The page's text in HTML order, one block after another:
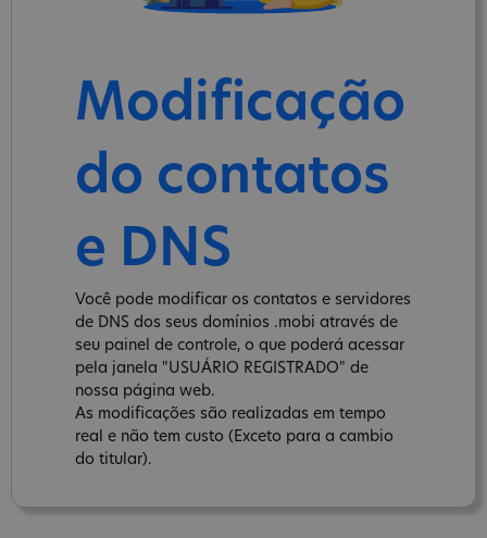
Modificação
do contatos
e DNS
Você pode modificar os contatos e servidores
de DNS dos seus domínios .mobi através de
seu painel de controle, o que poderá acessar
pela janela "USUÁRIO REGISTRADO" de
nossa página web.
As modificações são realizadas em tempo
real e não tem custo (Exceto para a cambio
do titular).